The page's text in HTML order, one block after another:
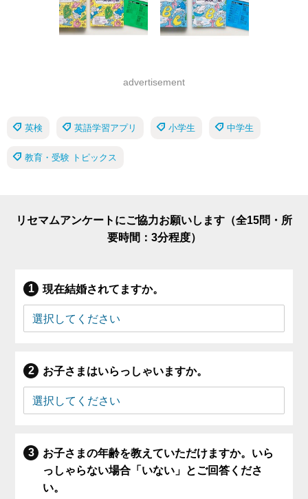
advertisement
英検 英語学習アプリ 小学生 中学生
教育・受験 トピックス
リセマムアンケートにご協力お願いします（全15問・所
要時間：3分程度）
現在結婚されてますか。
お子さまはいらっしゃいますか。
お子さまの年齢を教えていただけますか。いら
っしゃらない場合「いない」とご回答くださ
い。